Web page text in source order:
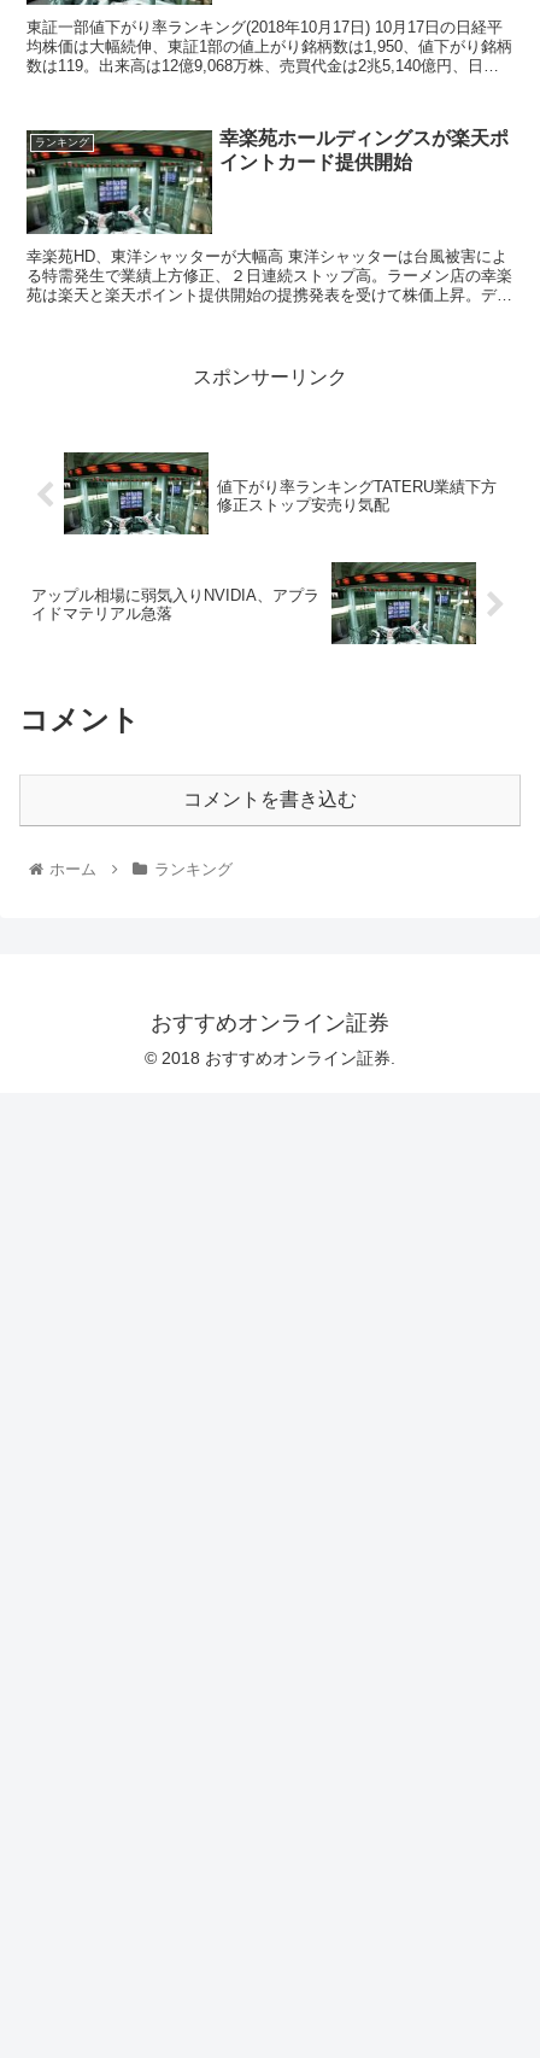
東証一部値下がり率ランキング(2018年10月17日) 10月17日の日経平
均株価は大幅続伸、東証1部の値上がり銘柄数は1,950、値下がり銘柄
数は119。出来高は12億9,068万株、売買代金は2兆5,140億円、日経
ランキング
幸楽苑ホールディングスが楽天ポ
イントカード提供開始
幸楽苑HD、東洋シャッターが大幅高 東洋シャッターは台風被害によ
る特需発生で業績上方修正、２日連続ストップ高。ラーメン店の幸楽
苑は楽天と楽天ポイント提供開始の提携発表を受けて株価上昇。デジ
スポンサーリンク
値下がり率ランキングTATERU業績下方
修正ストップ安売り気配
アップル相場に弱気入りNVIDIA、アプラ
イドマテリアル急落
コメント
コメントを書き込む
ホーム ランキング
おすすめオンライン証券
© 2018 おすすめオンライン証券.